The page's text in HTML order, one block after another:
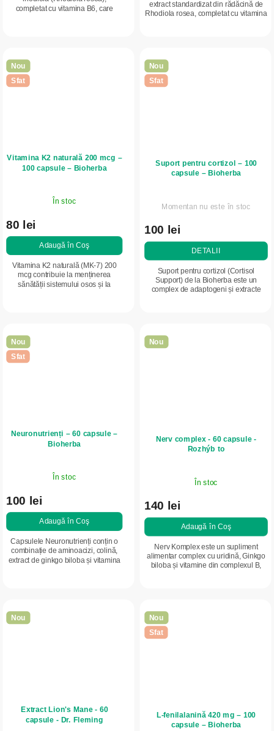
completat cu vitamina B6, care
extract standardizat din rădăcină de
Rhodiola rosea, completat cu vitamina
Nou
Sfat
Vitamina K2 naturală 200 mcg –
100 capsule – Bioherba
În stoc
80 lei
Adaugă în Coş
Vitamina K2 naturală (MK-7) 200
mcg contribuie la menținerea
sănătății sistemului osos și la
Nou
Sfat
Suport pentru cortizol – 100
capsule – Bioherba
Momentan nu este în stoc
100 lei
DETALII
Suport pentru cortizol (Cortisol
Support) de la Bioherba este un
complex de adaptogeni și extracte
Nou
Sfat
Neuronutrienți – 60 capsule –
Bioherba
În stoc
100 lei
Adaugă în Coş
Capsulele Neuronutrienți conțin o
combinație de aminoacizi, colină,
extract de ginkgo biloba și vitamina
Nou
Nerv complex - 60 capsule -
Rozhýb to
În stoc
140 lei
Adaugă în Coş
Nerv Komplex este un supliment
alimentar complex cu uridină, Ginkgo
biloba și vitamine din complexul B,
Nou
Extract Lion's Mane - 60
capsule - Dr. Fleming
Nou
Sfat
L-fenilalanină 420 mg – 100
capsule – Bioherba